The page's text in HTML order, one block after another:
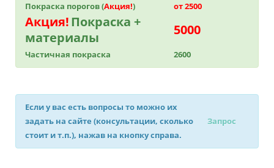
Покраска порогов (Акция!) от 2500
Акция!Покраска +
материалы
5000
Частичная покраска 2600
Если у вас есть вопросы то можно их
задать на сайте (консультации, сколько
стоит и т.п.), нажав на кнопку справа.
Запрос